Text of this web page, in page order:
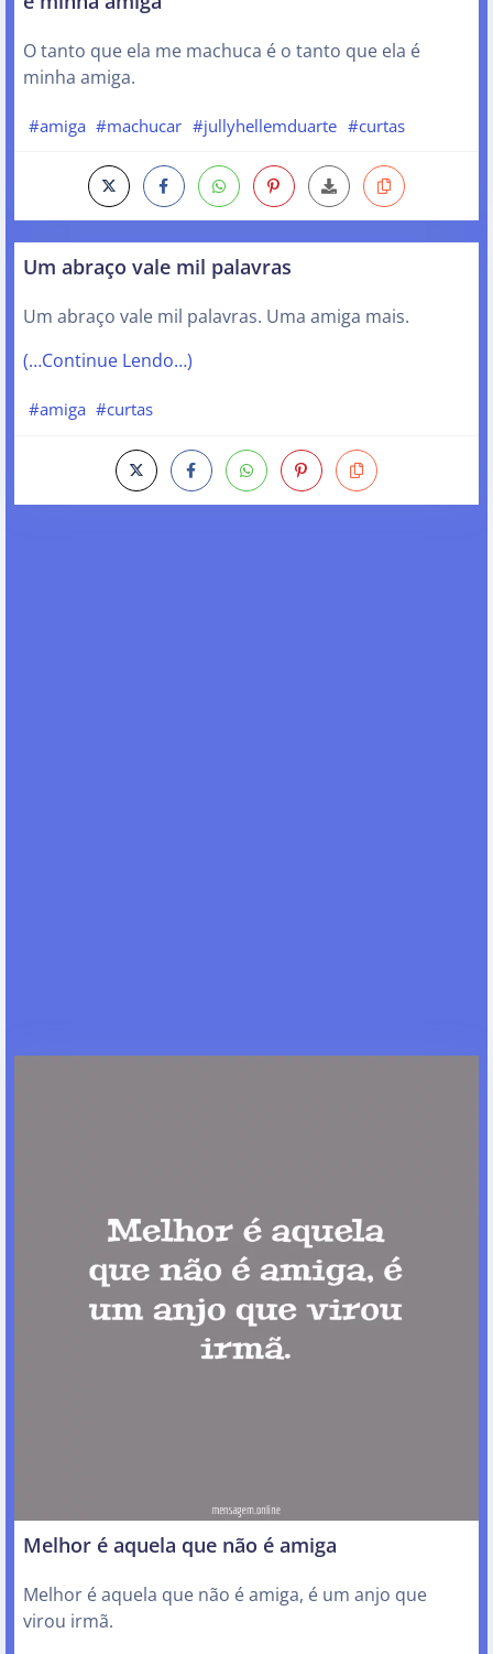
O tanto que ela me machuca é o tanto que ela é
minha amiga.
#amiga #machucar #jullyhellemduarte #curtas
Um abraço vale mil palavras
Um abraço vale mil palavras. Uma amiga mais.
(…Continue Lendo…)
#amiga #curtas
Melhor é aquela que não é amiga
Melhor é aquela que não é amiga, é um anjo que
virou irmã.